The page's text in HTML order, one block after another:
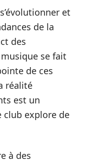
et
de la
des
se fait
de ces
réalité
est un
club explore de
à des